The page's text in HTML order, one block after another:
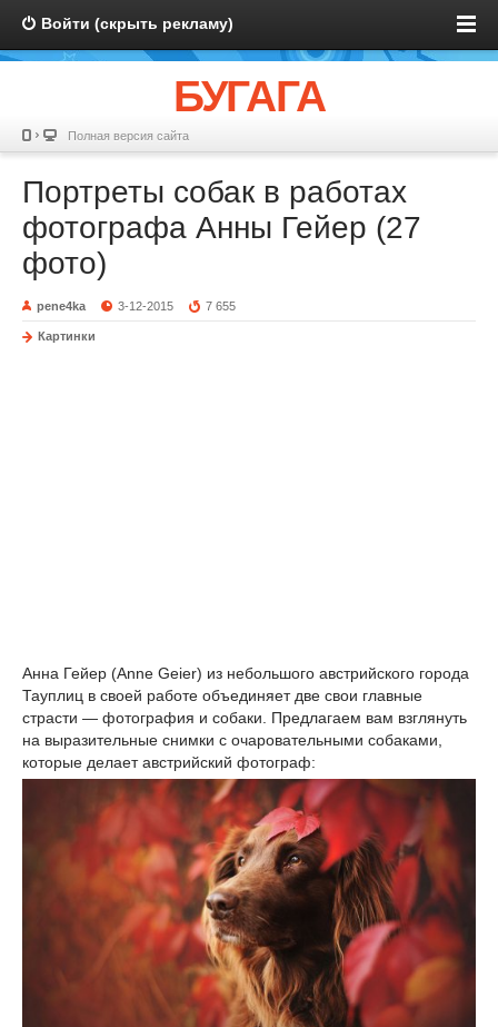
Войти (скрыть рекламу)
БУГАГА
Полная версия сайта
Портреты собак в работах
фотографа Анны Гейер (27
фото)
pene4ka 3-12-2015 7 655
Картинки
Анна Гейер (Anne Geier) из небольшого австрийского города
Тауплиц в своей работе объединяет две свои главные
страсти — фотография и собаки. Предлагаем вам взглянуть
на выразительные снимки с очаровательными собаками,
которые делает австрийский фотограф: